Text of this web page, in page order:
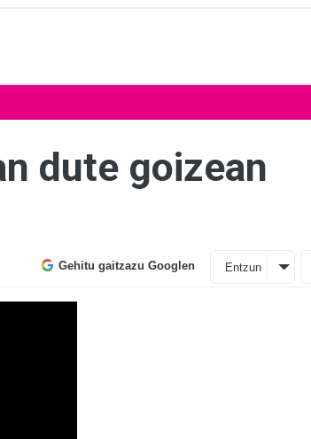
dute goizean
Gehitu gaitzazu Googlen Entzun